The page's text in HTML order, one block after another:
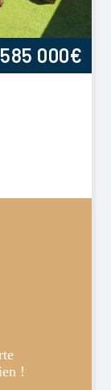
585 000€
!